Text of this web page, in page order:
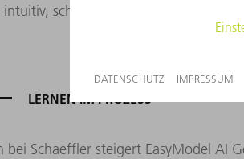
intuitiv, schnell und ohne
LERNEN IM PROZESS
bei Schaeffler steigert EasyModel AI